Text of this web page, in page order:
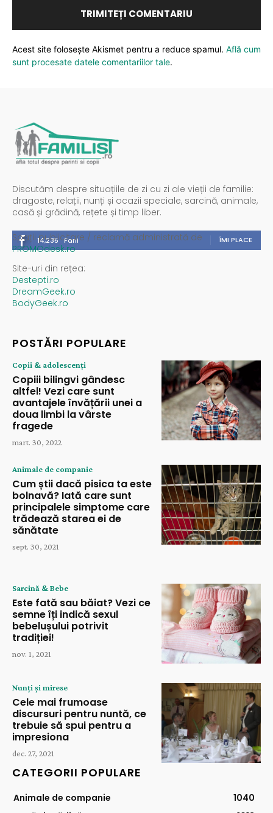
Acest site folosește Akismet pentru a reduce spamul. Află cum
sunt procesate datele comentariilor tale.
Discutăm despre situațiile de zi cu zi ale vieții de familie:
dragoste, relații, nunți și ocazii speciale, sarcină, animale,
casă și grădină, rețete și timp liber.
14,235 Fani ÎMI PLACE
Spații publicitare / reclamă administrată de
PROMOdesk.ro
Site-uri din rețea:
Destepti.ro
DreamGeek.ro
BodyGeek.ro
POSTĂRI POPULARE
Copii & adolescenți
Copiii bilingvi gândesc
altfel! Vezi care sunt
avantajele învățării unei a
doua limbi la vârste
fragede
mart. 30, 2022
Animale de companie
Cum știi dacă pisica ta este
bolnavă? Iată care sunt
principalele simptome care
trădează starea ei de
sănătate
sept. 30, 2021
Sarcină & Bebe
Este fată sau băiat? Vezi ce
semne îți indică sexul
bebelușului potrivit
tradiției!
nov. 1, 2021
Nunți și mirese
Cele mai frumoase
discursuri pentru nuntă, ce
trebuie să spui pentru a
impresiona
dec. 27, 2021
CATEGORII POPULARE
Animale de companie
1040